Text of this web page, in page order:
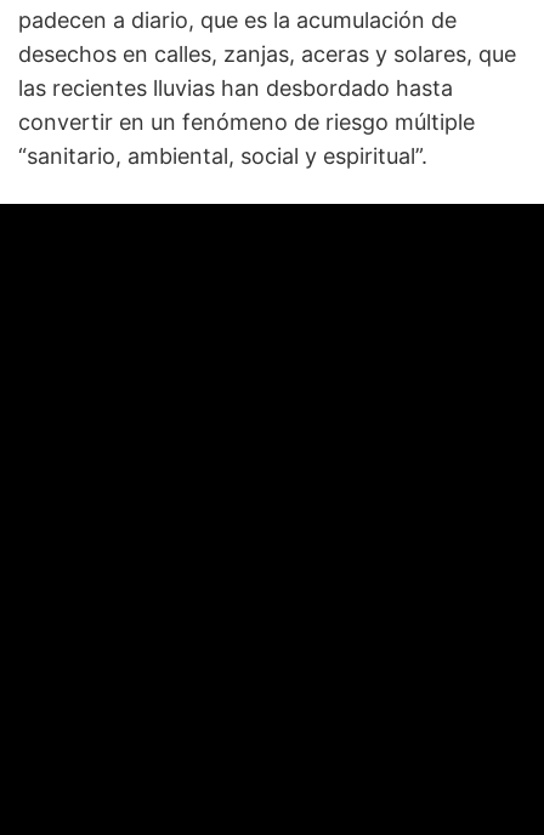
padecen a diario, que es la acumulación de
desechos en calles, zanjas, aceras y solares, que
las recientes lluvias han desbordado hasta
convertir en un fenómeno de riesgo múltiple
“sanitario, ambiental, social y espiritual”.